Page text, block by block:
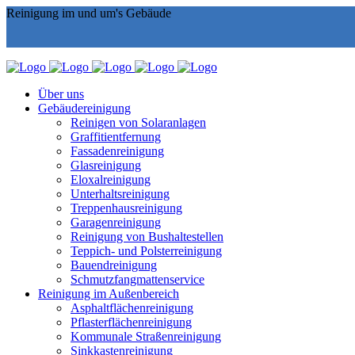
Reinigung im und um's Gebäude
Über uns
Gebäudereinigung
Reinigen von Solaranlagen
Graffitientfernung
Fassadenreinigung
Glasreinigung
Eloxalreinigung
Unterhaltsreinigung
Treppenhausreinigung
Garagenreinigung
Reinigung von Bushaltestellen
Teppich- und Polsterreinigung
Bauendreinigung
Schmutzfangmattenservice
Reinigung im Außenbereich
Asphaltflächenreinigung
Pflasterflächenreinigung
Kommunale Straßenreinigung
Sinkkastenreinigung